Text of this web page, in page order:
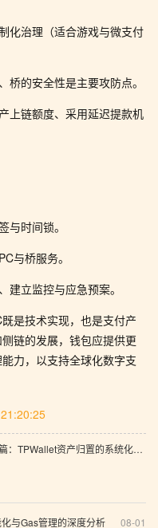
化治理（适合游戏与微支付
的安全性是主要攻防点。
上链额度、采用延迟提款机
与时间锁。
与桥服务。
立监控与应急预案。
是技术实现，也是支付产
链的发展，钱包应提供更
力，以支持全球化数字支
下一篇：TPWallet资产归置的系统化策略：智能化管理、高级加密与支付安全实践
08-01
与Gas管理的深度分析